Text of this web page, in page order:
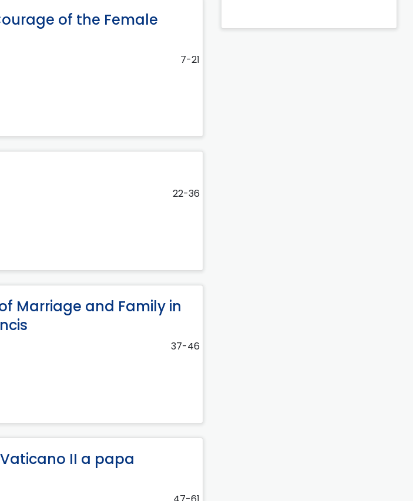
of the Female
7-21
22-36
Marriage and Family in
37-46
II a papa